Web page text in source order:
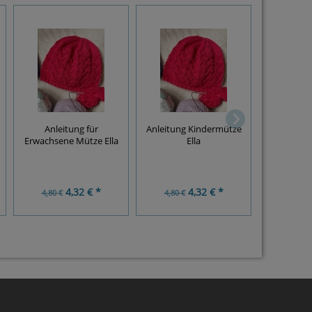
Anleitung für
Erwachsene Mütze Ella
4,80 €4,32 € *
Anleitung Kindermütze
Ella
4,80 €4,32 € *